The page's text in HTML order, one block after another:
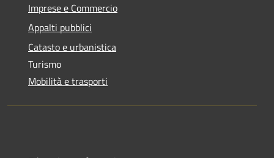
Imprese e Commercio
Appalti pubblici
Catasto e urbanistica
Turismo
Mobilità e trasporti